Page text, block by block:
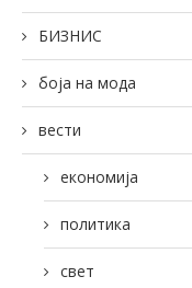
БИЗНИС
боја на мода
вести
економија
политика
свет